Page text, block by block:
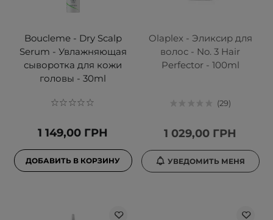
Boucleme - Dry Scalp
Serum - Увлажняющая
сыворотка для кожи
головы - 30ml
1 149,00 ГРН
ДОБАВИТЬ В КОРЗИНУ
Olaplex - Эликсир для
волос - No. 3 Hair
Perfector - 100ml
29
1 029,00 ГРН
УВЕДОМИТЬ МЕНЯ